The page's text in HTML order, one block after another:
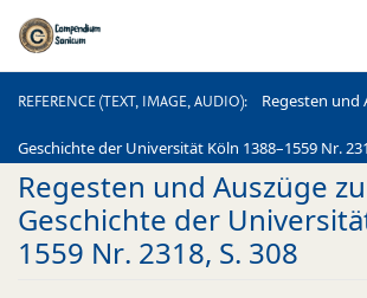
REFERENCE (TEXT, IMAGE, AUDIO) Regesten und
Geschichte der Universität Köln 1388–1559 Nr.
REFERENCE (TEXT, IMAGE, AUDIO)
Regesten und Auszüge
Geschichte der
1559 Nr. 2318, S. 308